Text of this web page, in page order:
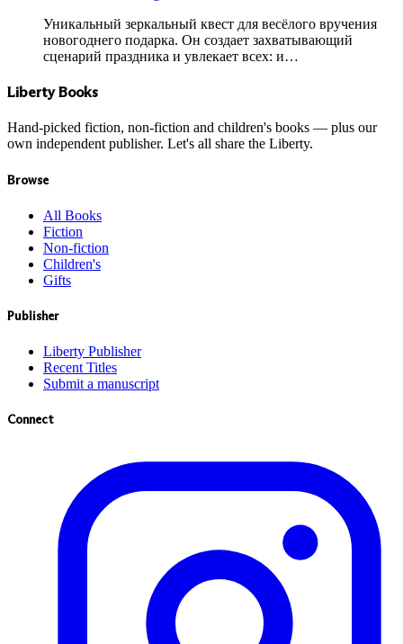
Уникальный зеркальный квест для весёлого вручения
новогоднего подарка. Он создает захватывающий
сценарий праздника и увлекает всех: и…
Liberty Books
Hand-picked fiction, non-fiction and children's books — plus our
own independent publisher. Let's all share the Liberty.
Browse
All Books
Fiction
Non-fiction
Children's
Gifts
Publisher
Liberty Publisher
Recent Titles
Submit a manuscript
Connect